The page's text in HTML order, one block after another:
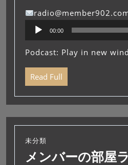
プ
ー
ヤ
00:00
Podcast: Play in new
Read Full
未分類
メンバーの部屋